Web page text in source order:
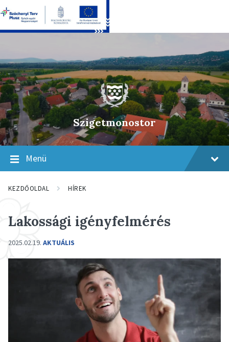
content
main
navigation
footer
Szigetmonostor
Menü
KEZDŐOLDAL HÍREK
Lakossági igényfelmérés
2025.02.19. AKTUÁLIS